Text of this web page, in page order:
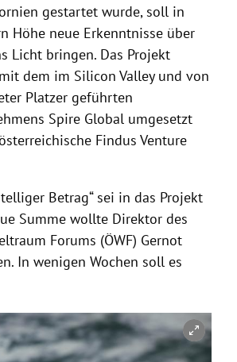
gestartet wurde, soll in
Höhe neue Erkenntnisse über
Licht bringen. Das Projekt
dem im Silicon Valley und von
Platzer geführten
Spire Global umgesetzt
Findus Venture
Betrag“ sei in das Projekt
Summe wollte Direktor des
Forums (ÖWF) Gernot
In wenigen Wochen soll es
öffnen/schließen